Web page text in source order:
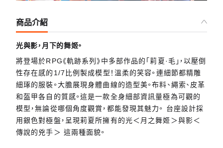
商品介紹
光與影，月下的舞姬。
將登場於RPG《軌跡系列》中多部作品的「莉夏·毛」，以壓倒
性存在感的1/7比例製成模型！溫柔的笑容。連細節都精雕
細琢的服裝。大膽展現身體曲線的造型美。布料、繩索、皮革
和盔甲各自的質感。這是一款全身細部資訊量極為可觀的
模型，無論從哪個角度觀賞，都能發現其魅力。 台座設計採
用銀色對極盤，呈現莉夏所擁有的光＜月之舞姬＞與影＜
傳說的兇手＞ 這兩種面貌。